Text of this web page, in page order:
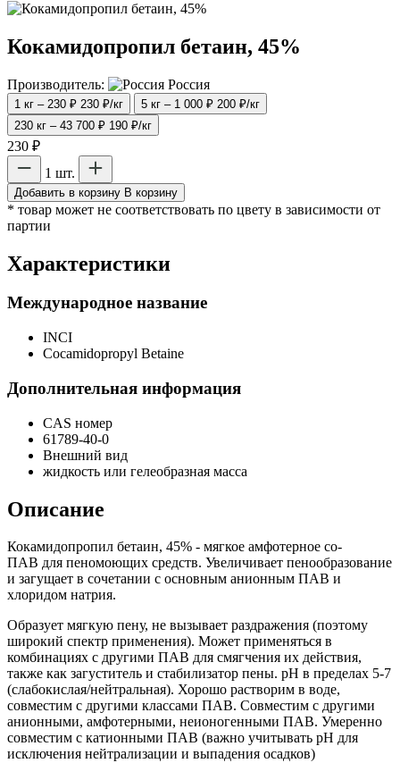
Кокамидопропил бетаин, 45%
Производитель: Россия
1 кг – 230 ₽ 230 ₽/кг 5 кг – 1 000 ₽ 200 ₽/кг
230 кг – 43 700 ₽ 190 ₽/кг
230 ₽
1 шт.
Добавить в корзину В корзину
* товар может не соответствовать по цвету в зависимости от
партии
Характеристики
Международное название
INCI
Cocamidopropyl Betaine
Дополнительная информация
CAS номер
61789-40-0
Внешний вид
жидкость или гелеобразная масса
Описание
Кокамидопропил бетаин, 45% - мягкое амфотерное со-
ПАВ для пеномоющих средств. Увеличивает пенообразование
и загущает в сочетании с основным анионным ПАВ и
хлоридом натрия.
Образует мягкую пену, не вызывает раздражения (поэтому
широкий спектр применения). Может применяться в
комбинациях с другими ПАВ для смягчения их действия,
также как загуститель и стабилизатор пены. рН в пределах 5-7
(слабокислая/нейтральная). Хорошо растворим в воде,
совместим с другими классами ПАВ. Совместим с другими
анионными, амфотерными, неионогенными ПАВ. Умеренно
совместим с катионными ПАВ (важно учитывать рН для
исключения нейтрализации и выпадения осадков)